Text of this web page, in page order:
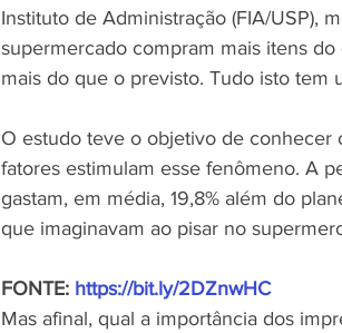
Instituto de Administração (FIA/USP),
supermercado compram mais itens do
mais do que o previsto. Tudo isto tem
O estudo teve o objetivo de conhecer
fatores estimulam esse fenômeno. A
gastam, em média, 19,8% além do
que imaginavam ao pisar no
FONTE: https://bit.ly/2DZnwHC
Mas afinal, qual a importância dos